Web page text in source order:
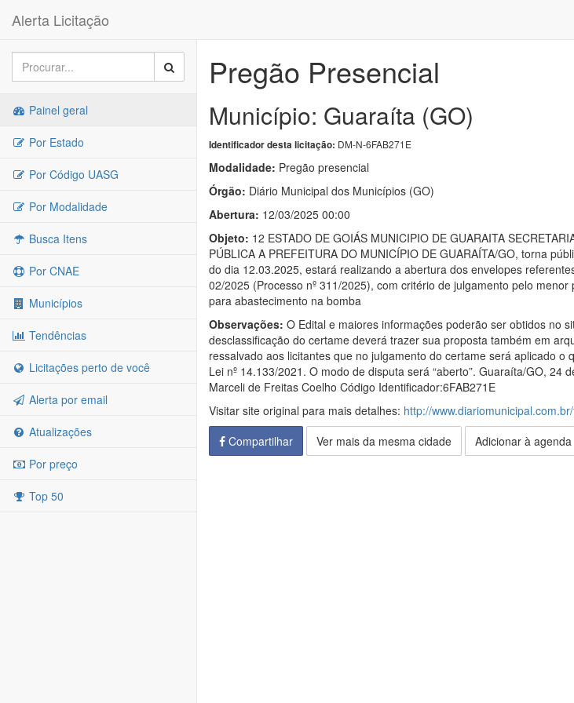
Alerta Licitação
Painel geral
Por Estado
Por Código UASG
Por Modalidade
Busca Itens
Por CNAE
Municípios
Tendências
Licitações perto de você
Alerta por email
Atualizações
Por preço
Top 50
Pregão Presencial
Município: Guaraíta (GO)
Identificador desta licitação: DM-N-6FAB271E
Modalidade: Pregão presencial
Órgão: Diário Municipal dos Municípios (GO)
Abertura: 12/03/2025 00:00
Objeto: 12 ESTADO DE GOIÁS MUNICIPIO DE GUARAITA
PÚBLICA A PREFEITURA DO MUNICÍPIO DE GUARAÍTA/GO, torna
do dia 12.03.2025, estará realizando a abertura dos envelopes
02/2025 (Processo nº 311/2025), com critério de julgamento pelo
para abastecimento na bomba
Observações: O Edital e maiores informações poderão ser obtidos no
desclassificação do certame deverá trazer sua proposta também em
ressalvado aos licitantes que no julgamento do certame será aplicado
Lei nº 14.133/2021. O modo de disputa será “aberto”. Guaraíta/GO, 24
Marceli de Freitas Coelho Código Identificador:6FAB271E
Visitar site original para mais detalhes: http://
Compartilhar
Ver mais da mesma cidade Adicionar à agenda